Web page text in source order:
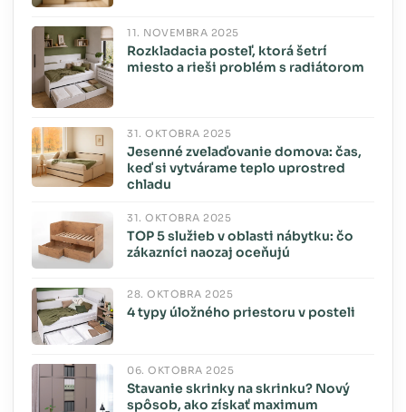
11. NOVEMBRA 2025
Rozkladacia posteľ, ktorá šetrí
miesto a rieši problém s radiátorom
31. OKTÓBRA 2025
Jesenné zvelaďovanie domova: čas,
keď si vytvárame teplo uprostred
chladu
31. OKTÓBRA 2025
TOP 5 služieb v oblasti nábytku: čo
zákazníci naozaj oceňujú
28. OKTÓBRA 2025
4 typy úložného priestoru v posteli
06. OKTÓBRA 2025
Stavanie skrinky na skrinku? Nový
spôsob, ako získať maximum